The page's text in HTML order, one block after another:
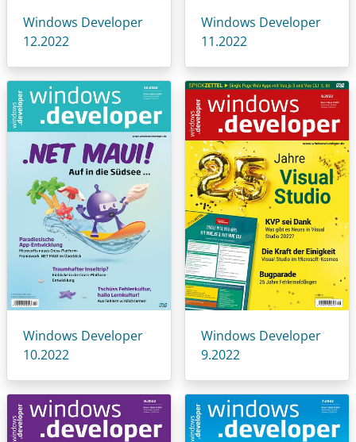
Windows Developer
12.2022
Windows Developer
11.2022
Windows Developer
10.2022
Windows Developer
9.2022